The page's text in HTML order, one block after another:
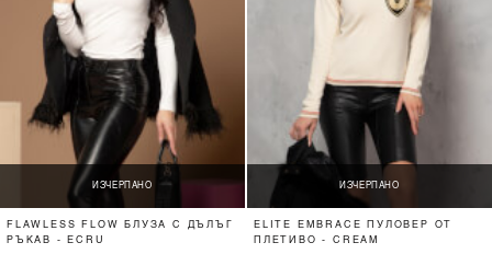
ИЗЧЕРПАНО
FLAWLESS FLOW БЛУЗА С ДЪЛЪГ
РЪКАВ - ECRU
ИЗЧЕРПАНО
ELITE EMBRACE ПУЛОВЕР ОТ
ПЛЕТИВО - CREAM